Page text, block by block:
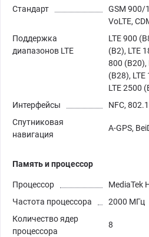
Стандарт
GSM 900/
VoLTE,
Поддержка
диапазонов LTE
LTE 900
(B2), LTE
800 (B20),
(B28), LTE
LTE 2500
Интерфейсы
NFC,
Спутниковая
навигация
A-GPS,
Память и процессор
Процессор
MediaTek
Частота процессора
2000 МГц
Количество ядер
процессора
8